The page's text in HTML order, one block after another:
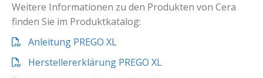
Weitere Informationen zu den Produkten von Cera
finden Sie im Produktkatalog:
Anleitung PREGO XL
Herstellererklärung PREGO XL